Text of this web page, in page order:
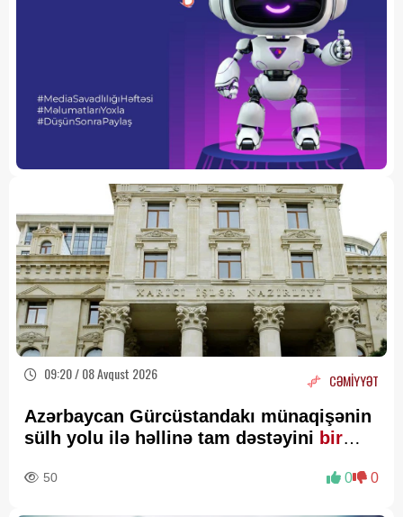
09:20 / 08 Avqust 2026 CƏMİYYƏT
Azərbaycan Gürcüstandakı münaqişənin
sülh yolu ilə həllinə tam dəstəyini bir
50 0 0